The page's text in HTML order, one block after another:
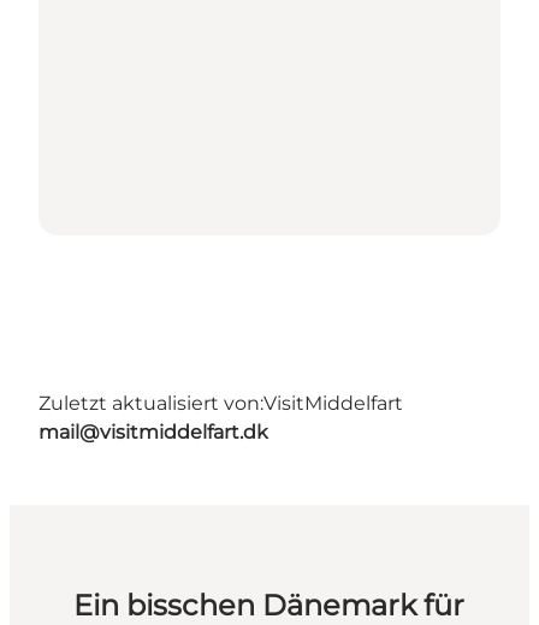
Zuletzt aktualisiert von:VisitMiddelfart
mail@visitmiddelfart.dk
Ein bisschen Dänemark für